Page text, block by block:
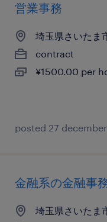
営業事務
埼玉県さいたま
contract
¥1500.00 per
posted 27
金融系の金融事
埼玉県さいたま